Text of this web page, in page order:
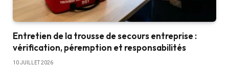
Entretien de la trousse de secours entreprise :
vérification, péremption et responsabilités
10 JUILLET 2026